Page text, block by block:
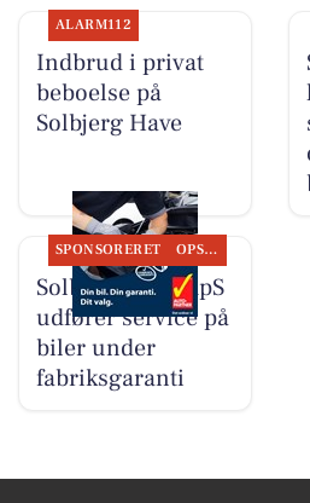
ALARM112
Indbrud i privat
beboelse på
Solbjerg Have
SPONSORERET OPSLAGSTAVLEN
Solbjerg Biler ApS
udfører service på
biler under
fabriksgaranti